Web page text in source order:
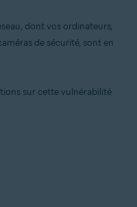
dont vos ordinateurs,
de sécurité, sont en
sur cette vulnérabilité